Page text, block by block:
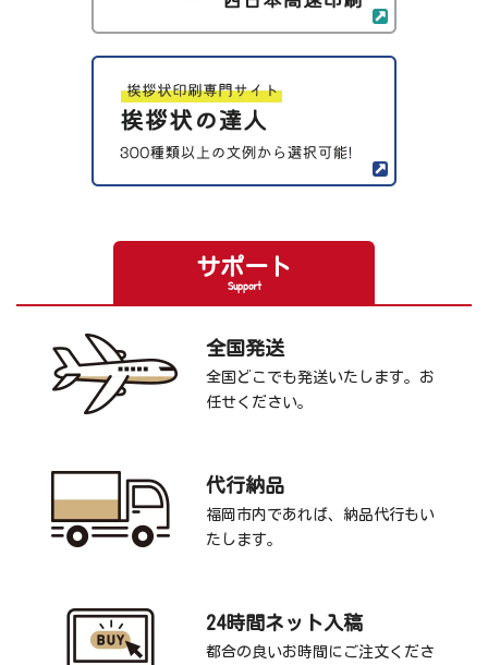
サポート
Support
全国発送
全国どこでも発送いたします。お
任せください。
代行納品
福岡市内であれば、納品代行もい
たします。
24時間ネット入稿
都合の良いお時間にご注文くださ